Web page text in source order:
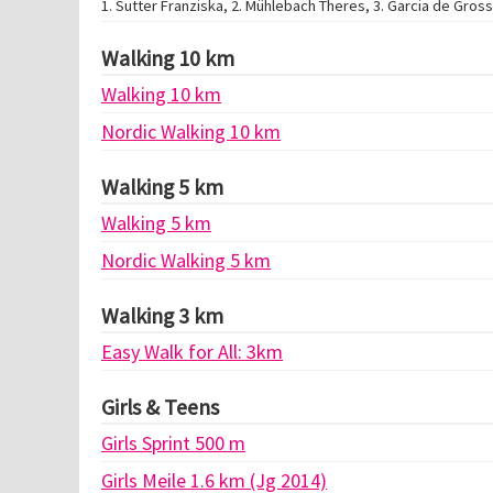
1. Sutter Franziska, 2. Mühlebach Theres, 3. Garcia de Gross
Walking 10 km
Walking 10 km
Nordic Walking 10 km
Walking 5 km
Walking 5 km
Nordic Walking 5 km
Walking 3 km
Easy Walk for All: 3km
Girls & Teens
Girls Sprint 500 m
Girls Meile 1.6 km (Jg 2014)